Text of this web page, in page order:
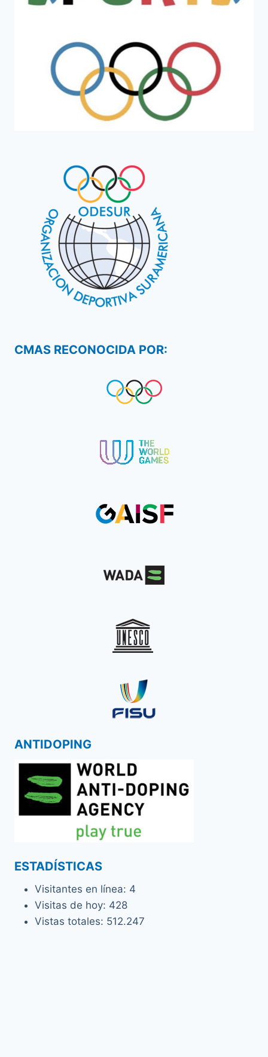
CMAS RECONOCIDA POR:
ANTIDOPING
ESTADÍSTICAS
Visitantes en línea: 4
Visitas de hoy: 428
Vistas totales: 512.247